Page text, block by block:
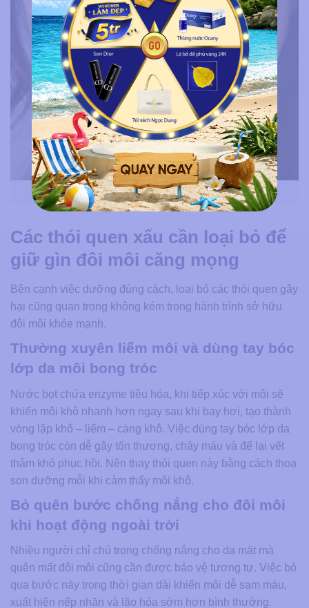
Môi thâm do dùng son kém chất lượng
Các thói quen xấu cần loại bỏ để
giữ gìn đôi môi căng mọng
Bên cạnh việc dưỡng đúng cách, loại bỏ các thói quen gây
hại cũng quan trọng không kém trong hành trình sở hữu
đôi môi khỏe mạnh.
Thường xuyên liếm môi và dùng tay bóc
lớp da môi bong tróc
Nước bọt chứa enzyme tiêu hóa, khi tiếp xúc với môi sẽ
khiến môi khô nhanh hơn ngay sau khi bay hơi, tạo thành
vòng lặp khô – liếm – càng khô. Việc dùng tay bóc lớp da
bong tróc còn dễ gây tổn thương, chảy máu và để lại vết
thâm khó phục hồi. Nên thay thói quen này bằng cách thoa
son dưỡng mỗi khi cảm thấy môi khô.
Bỏ quên bước chống nắng cho đôi môi
khi hoạt động ngoài trời
Nhiều người chỉ chú trọng chống nắng cho da mặt mà
quên mất đôi môi cũng cần được bảo vệ tương tự. Việc bỏ
qua bước này trong thời gian dài khiến môi dễ sạm màu,
xuất hiện nếp nhăn và lão hóa sớm hơn bình thường.